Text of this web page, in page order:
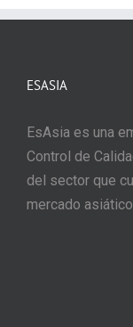
ESASIA
EsAsia es una
Control de
del sector que
mercado asiático.